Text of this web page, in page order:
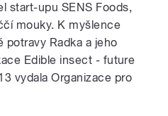
start-upu SENS Foods,
mouky. K myšlence
potravy Radka a jeho
Edible insect - future
vydala Organizace pro